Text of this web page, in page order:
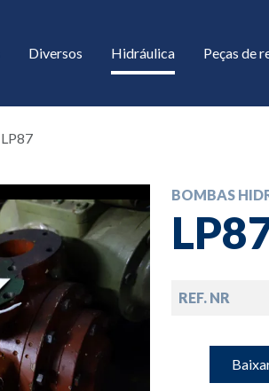
Diversos Hidráulica Peças de
LP87
BOMBAS
REF. NR